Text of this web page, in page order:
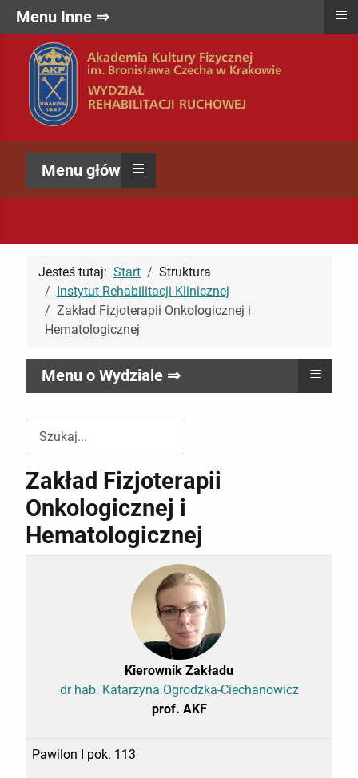
Menu główne ⇒
≡
Jesteś tutaj: Start
Struktura
Instytut Rehabilitacji Klinicznej
Zakład Fizjoterapii Onkologicznej i
Hematologicznej
Menu o Wydziale ⇒ ≡
Zakład Fizjoterapii
Onkologicznej i
Hematologicznej
Kierownik Zakładu
dr hab. Katarzyna Ogrodzka-Ciechanowicz
prof. AKF
Pawilon I pok. 113
Menu Inne ⇒ ≡